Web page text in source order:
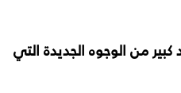
كبيرمن الوجوه الجديدة التي